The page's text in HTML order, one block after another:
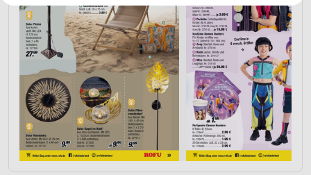
Website/App.
Partnerliste anzeigen (1 IAB-Anbieter)
Wir nutzen Ihre Daten für folgende Zwecke:
IAB-Verarbeitungszwecke:
Speichern von oder Zugriff auf Informationen
auf einem Endgerät
Verwendung reduzierter Daten zur Auswahl von
Werbeanzeigen
Erstellung von Profilen für personalisierte